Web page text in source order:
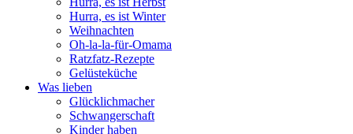
Hurra, es ist Winter
Weihnachten
Oh-la-la-für-Omama
Ratzfatz-Rezepte
Gelüsteküche
Was lieben
Glücklichmacher
Schwangerschaft
Kinder haben